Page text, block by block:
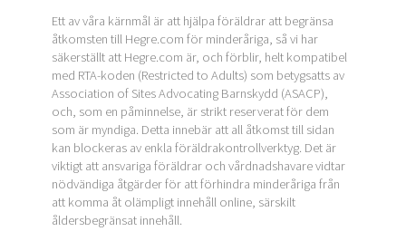
Ett av våra kärnmål är att hjälpa föräldrar att begränsa
åtkomsten till Hegre.com för minderåriga, så vi har
säkerställt att Hegre.com är, och förblir, helt kompatibel
med RTA-koden (Restricted to Adults) som betygsatts av
Association of Sites Advocating Barnskydd (ASACP),
och, som en påminnelse, är strikt reserverat för dem
som är myndiga. Detta innebär att all åtkomst till sidan
kan blockeras av enkla föräldrakontrollverktyg. Det är
viktigt att ansvariga föräldrar och vårdnadshavare vidtar
nödvändiga åtgärder för att förhindra minderåriga från
att komma åt olämpligt innehåll online, särskilt
åldersbegränsat innehåll.